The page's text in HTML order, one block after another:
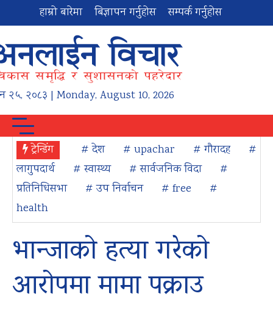
हाम्रो बारेमा बिज्ञापन गर्नुहोस सम्पर्क गर्नुहोस
२५, २०८३ | Monday, August 10, 2026
ट्रेन्डिंग # देश # upachar # गौरादह
#
लागुपदार्थ
# स्वास्थ्य # सार्वजनिक विदा
#
प्रतिनिधिसभा
# उप निर्वाचन # free
#
health
भान्जाको हत्या गरेको
आरोपमा मामा पक्राउ